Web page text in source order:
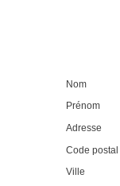
Nom
Prénom
Adresse
Code postal
Ville